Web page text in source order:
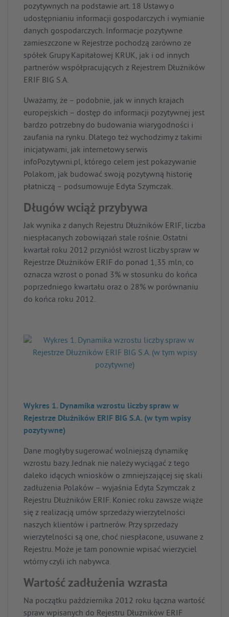
pozytywnych na podstawie art. 18 Ustawy o
udostępnianiu informacji gospodarczych i wymianie
danych gospodarczych. Informacje pozytywne
zamieszczone w Rejestrze pochodzą zarówno ze
spółek Grupy Kapitałowej KRUK, jak i od innych
partnerów współpracujących z Rejestrem Dłużników
ERIF BIG S.A.
Uważamy, że – podobnie, jak w innych krajach
europejskich – dostęp do informacji pozytywnej jest
bardzo potrzebny do budowania wiarygodności i
zaufania na rynku. Dlatego też wychodzimy z takimi
inicjatywami, jak internetowy serwis
infoPozytywni.pl, którego celem jest pokazywanie
Polakom, jak budować swoją pozytywną historię
płatniczą – podsumowuje Edyta Szymczak.
Długów wciąż przybywa
Jak wynika z danych Rejestru Dłużników ERIF, liczba
niespłacanych zobowiązań stale rośnie. Ostatni
kwartał roku 2012 przyniósł wzrost liczby spraw w
Rejestrze Dłużników ERIF do ponad 1,35 mln, co
oznacza wzrost o ponad 3% w stosunku do końca
poprzedniego kwartału oraz o 28% w porównaniu
do końca roku 2012.
Wykres 1. Dynamika wzrostu liczby spraw w
Rejestrze Dłużników ERIF BIG S.A. (w tym wpisy
pozytywne)
Dane mogłyby sugerować wolniejszą dynamikę
wzrostu bazy. Jednak nie należy wyciągać z tego
daleko idących wniosków o zmniejszającej się skali
zadłużenia Polaków – wyjaśnia Edyta Szymczak z
Rejestru Dłużników ERIF. Koniec roku zawsze wiąże
się z realizacją umów sprzedaży wierzytelności
naszych klientów i partnerów. Przy sprzedaży
wierzytelności są one, choć niespłacone, usuwane z
Rejestru. Może je tam ponownie wpisać wierzyciel
wtórny czyli ich nabywca.
Wartość zadłużenia wzrasta
Na początku października 2012 roku łączna wartość
spraw wpisanych do Rejestru Dłużników ERIF